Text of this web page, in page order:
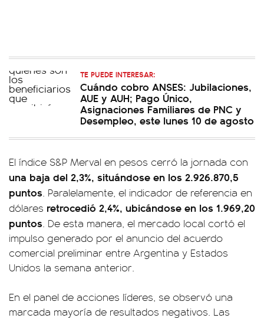
TE PUEDE INTERESAR:
Cuándo cobro ANSES: Jubilaciones,
AUE y AUH; Pago Único,
Asignaciones Familiares de PNC y
Desempleo, este lunes 10 de agosto
El índice S&P Merval en pesos cerró la jornada con
una baja del 2,3%, situándose en los 2.926.870,5
puntos. Paralelamente, el indicador de referencia en
dólares retrocedió 2,4%, ubicándose en los 1.969,20
puntos. De esta manera, el mercado local cortó el
impulso generado por el anuncio del acuerdo
comercial preliminar entre Argentina y Estados
Unidos la semana anterior.
En el panel de acciones líderes, se observó una
marcada mayoría de resultados negativos. Las